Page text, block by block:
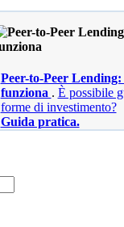
Peer-to-Peer Lending:
funziona . È possibile
forme di investimento?
Guida pratica.